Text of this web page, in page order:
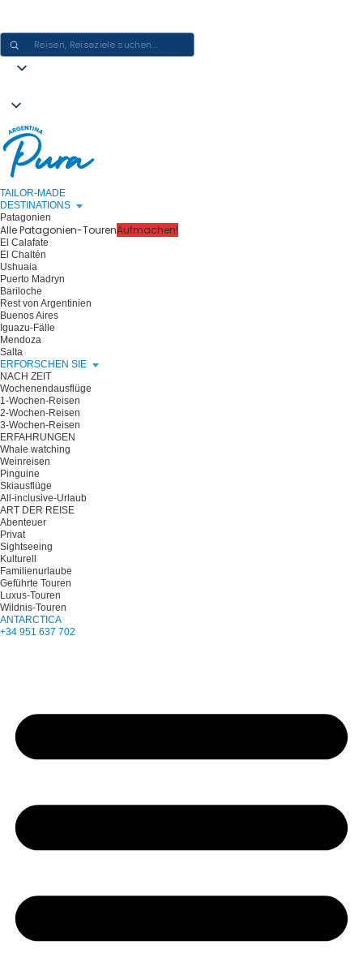
TAILOR-MADE
DESTINATIONS
Patagonien
Alle Patagonien-TourenAufmachen!
El Calafate
El Chaltén
Ushuaia
Puerto Madryn
Bariloche
Rest von Argentinien
Buenos Aires
Iguazu-Fälle
Mendoza
Salta
ERFORSCHEN SIE
NACH ZEIT
Wochenendausflüge
1-Wochen-Reisen
2-Wochen-Reisen
3-Wochen-Reisen
ERFAHRUNGEN
Whale watching
Weinreisen
Pinguine
Skiausflüge
All-inclusive-Urlaub
ART DER REISE
Abenteuer
Privat
Sightseeing
Kulturell
Familienurlaube
Geführte Touren
Luxus-Touren
Wildnis-Touren
ANTARCTICA
+34 951 637 702